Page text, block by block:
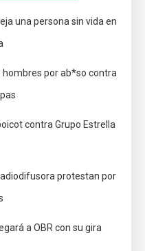
una persona sin vida en
hombres por ab*so contra
contra Grupo Estrella
protestan por
a OBR con su gira